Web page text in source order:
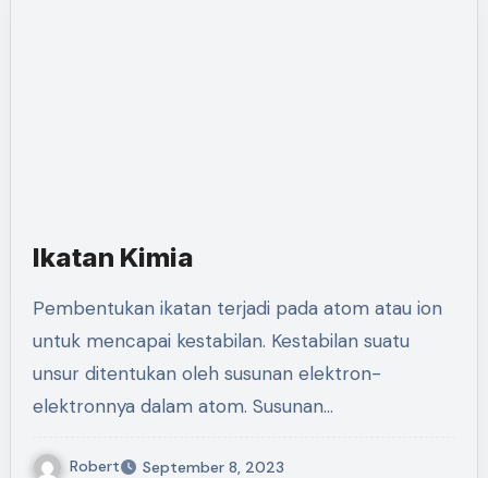
Ikatan Kimia
Pembentukan ikatan terjadi pada atom atau ion
untuk mencapai kestabilan. Kestabilan suatu
unsur ditentukan oleh susunan elektron-
elektronnya dalam atom. Susunan…
Robert September 8, 2023